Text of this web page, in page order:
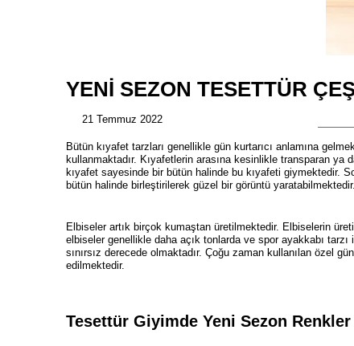
YENI SEZON TESETTÜR
21 Temmuz 2022
Bütün kıyafet tarzları genellikle gün kurtarıcı anlamına
kullanmaktadır. Kıyafetlerin arasına kesinlikle transparan
kıyafet sayesinde bir bütün halinde bu kıyafeti giymektedir.
bütün halinde birleştirilerek güzel bir görüntü yaratabilmektedir.
Elbiseler artık birçok kumaştan üretilmektedir. Elbiselerin
elbiseler genellikle daha açık tonlarda ve spor ayakkabı
sınırsız derecede olmaktadır. Çoğu zaman kullanılan özel
edilmektedir.
Tesettür Giyimde Yeni Sezon